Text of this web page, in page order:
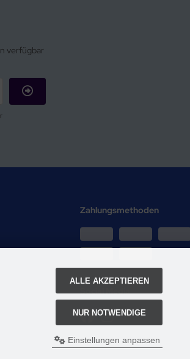
verfügbar
Zahlungsmethoden
Social Media
ALLE AKZEPTIEREN
NUR NOTWENDIGE
Einstellungen anpassen